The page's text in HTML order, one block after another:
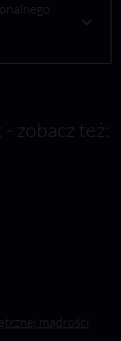
zobacz też:
mądrości